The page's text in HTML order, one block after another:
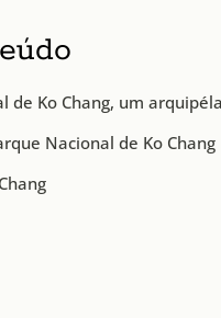
de Ko Chang, um
Nacional de Ko Chang